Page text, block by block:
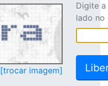
[trocar imagem]
Digite
lado no